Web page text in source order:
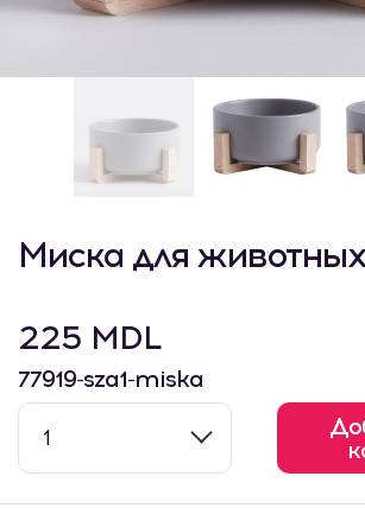
Миска для
225 MDL
77919-sza1-miska
1